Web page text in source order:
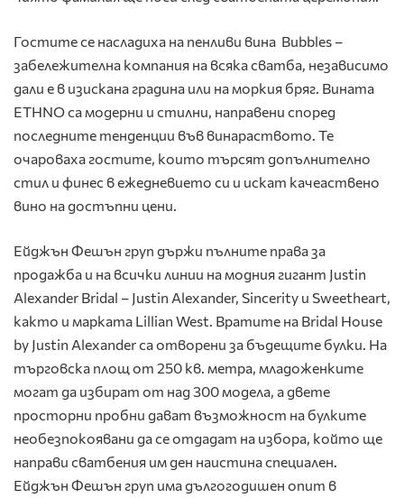
Гостите се насладиха на пенливи вина Bubbles –
забележителна компания на всяка сватба, независимо
дали е в изискана градина или на моркия бряг. Вината
ETHNO са модерни и стилни, направени според
последните тенденции във винараството. Те
очароваха гостите, които търсят допълнително
стил и финес в ежедневието си и искат качеаствено
вино на достъпни цени.
Ейджън Фешън груп държи пълните права за
продажба и на всички линии на модния гигант Justin
Alexander Bridal – Justin Alexander, Sincerity и Sweetheart,
както и марката Lillian West. Вратите на Bridal House
by Justin Alexander са отворени за бъдещите булки. На
търговска площ от 250 кв. метра, младоженките
могат да избират от над 300 модела, а двете
просторни пробни дават възможност на булките
необезпокоявани да се отдадат на избора, който ще
направи сватбения им ден наистина специален.
Ейджън Фешън груп има дългогодишен опит в